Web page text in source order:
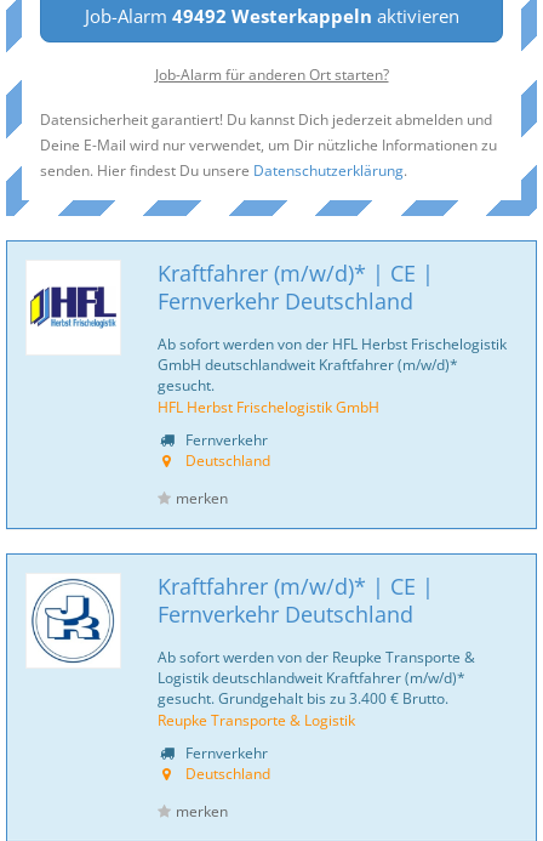
Job-Alarm 49492 Westerkappeln aktivieren
Job-Alarm für anderen Ort starten?
Datensicherheit garantiert! Du kannst Dich jederzeit abmelden und
Deine E-Mail wird nur verwendet, um Dir nützliche Informationen zu
senden. Hier findest Du unsere Datenschutzerklärung.
Kraftfahrer (m/w/d)* | CE |
Fernverkehr Deutschland
Ab sofort werden von der HFL Herbst Frischelogistik
GmbH deutschlandweit Kraftfahrer (m/w/d)*
gesucht.
HFL Herbst Frischelogistik GmbH
Fernverkehr
Deutschland
merken
Kraftfahrer (m/w/d)* | CE |
Fernverkehr Deutschland
Ab sofort werden von der Reupke Transporte &
Logistik deutschlandweit Kraftfahrer (m/w/d)*
gesucht. Grundgehalt bis zu 3.400 € Brutto.
Reupke Transporte & Logistik
Fernverkehr
Deutschland
merken